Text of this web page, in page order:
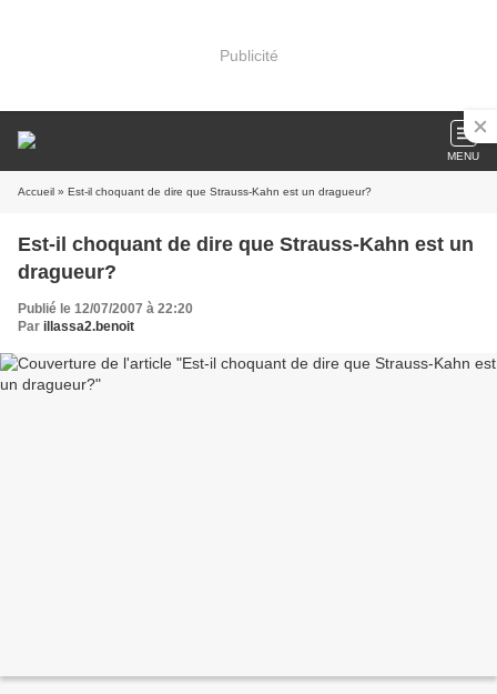
Publicité
MENU
Accueil » Est-il choquant de dire que Strauss-Kahn est un dragueur?
Est-il choquant de dire que Strauss-Kahn est un
dragueur?
Publié le 12/07/2007 à 22:20
Par illassa2.benoit